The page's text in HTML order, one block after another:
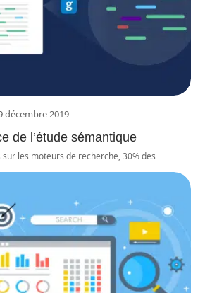
décembre 2019
de l’étude sémantique
sur les moteurs de recherche, 30% des